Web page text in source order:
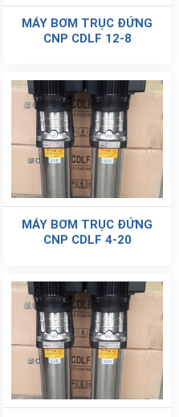
MÁY BƠM TRỤC ĐỨNG
CNP CDLF 12-8
MÁY BƠM TRỤC ĐỨNG
CNP CDLF 4-20